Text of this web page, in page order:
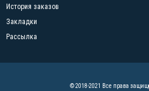
История заказов
Закладки
Рассылка
© 2018-2021 Все права